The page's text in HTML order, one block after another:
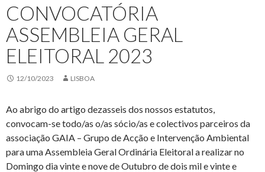
CONVOCATÓRIA
ASSEMBLEIA GERAL
ELEITORAL 2023
12/10/2023 LISBOA
Ao abrigo do artigo dezasseis dos nossos estatutos,
convocam-se todo/as o/as sócio/as e colectivos parceiros da
associação GAIA – Grupo de Acção e Intervenção Ambiental
para uma Assembleia Geral Ordinária Eleitoral a realizar no
Domingo dia vinte e nove de Outubro de dois mil e vinte e